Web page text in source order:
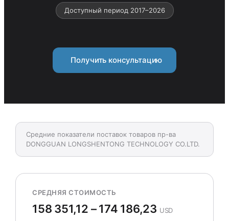
Доступный период 2017–2026
Получить консультацию
Средние показатели поставок товаров пр-ва
DONGGUAN LONGSHENTONG TECHNOLOGY CO.LTD.
СРЕДНЯЯ СТОИМОСТЬ
158 351,12 – 174 186,23 USD